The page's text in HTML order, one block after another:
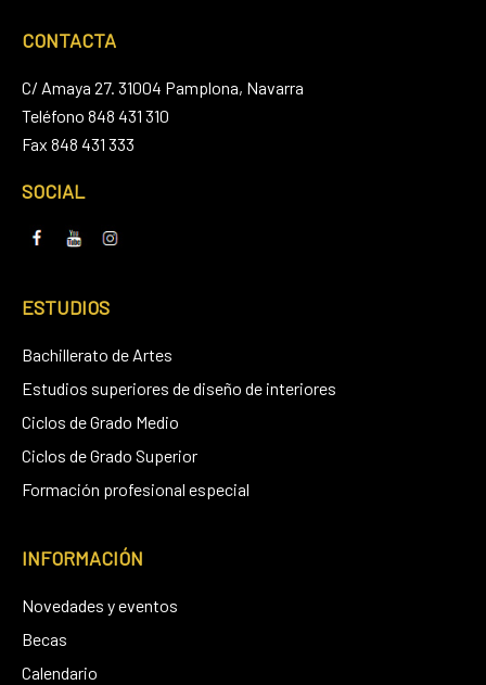
CONTACTA
C/ Amaya 27. 31004 Pamplona, Navarra
Teléfono 848 431 310
Fax 848 431 333
SOCIAL
ESTUDIOS
Bachillerato de Artes
Estudios superiores de diseño de interiores
Ciclos de Grado Medio
Ciclos de Grado Superior
Formación profesional especial
INFORMACIÓN
Novedades y eventos
Becas
Calendario